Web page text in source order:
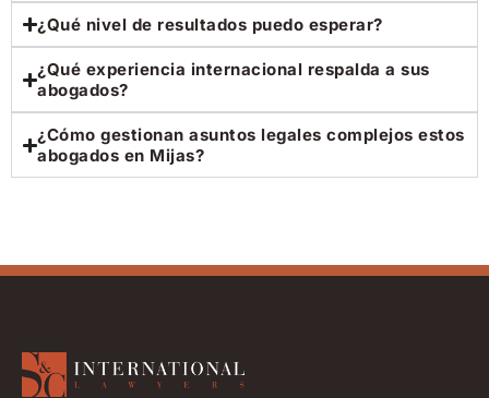
¿Qué nivel de resultados puedo esperar?
¿Qué experiencia internacional respalda a sus
abogados?
¿Cómo gestionan asuntos legales complejos estos
abogados en Mijas?